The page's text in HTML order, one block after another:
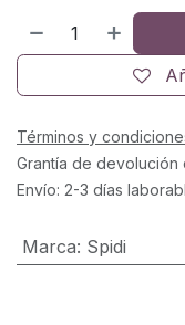
Términos y
Grantía de devolución
Envío: 2-3 días
Marca: Spidi